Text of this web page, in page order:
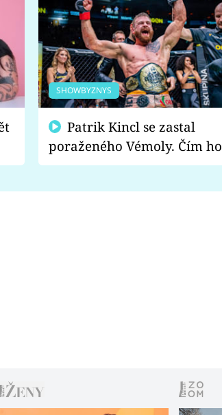
SHOWBYZNYS
poraženého Vémoly. Čím ho
fanoušci naštvali?